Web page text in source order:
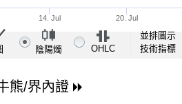
陰陽燭 OHLC
並排圖示
技術指標
熊/界內證